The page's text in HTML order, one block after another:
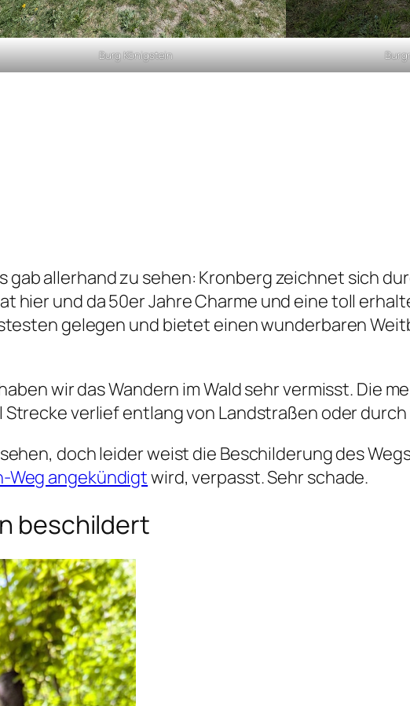
Burg Königstein
allerhand zu sehen: Kronberg zeichnet sich
hier und da 50er Jahre Charme und eine toll
gelegen und bietet einen wunderbaren
wir das Wandern im Wald sehr vermisst. Die
verlief entlang von Landstraßen oder
doch leider weist die Beschilderung des
Weg angekündigtwird, verpasst. Sehr schade.
beschildert